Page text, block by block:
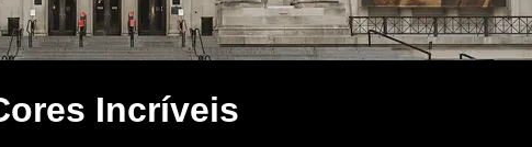
Incríveis